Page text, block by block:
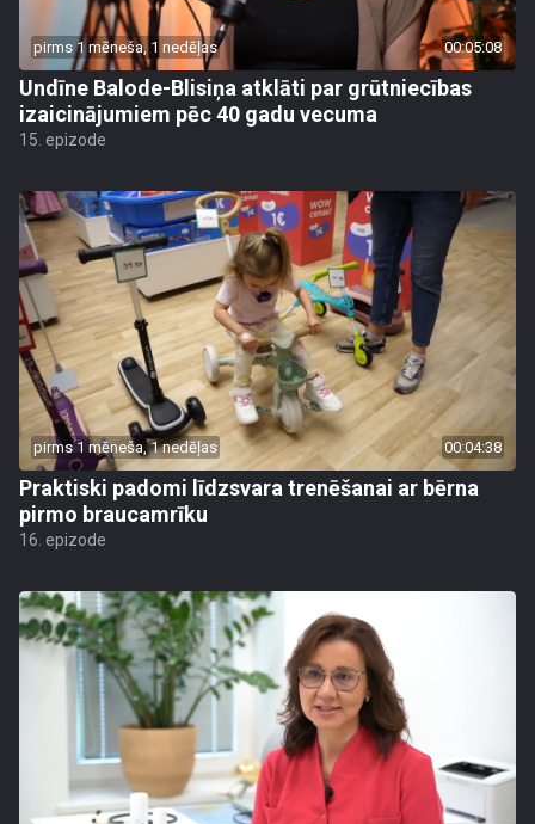
pirms 1 mēneša, 1 nedēļas 00:05:08
Undīne Balode-Blisiņa atklāti par grūtniecības
izaicinājumiem pēc 40 gadu vecuma
15. epizode
pirms 1 mēneša, 1 nedēļas 00:04:38
Praktiski padomi līdzsvara trenēšanai ar bērna
pirmo braucamrīku
16. epizode